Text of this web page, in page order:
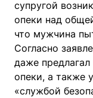
супругой
опеки над
что мужчина
Согласно
даже предлагал
опеки, а также
«службой